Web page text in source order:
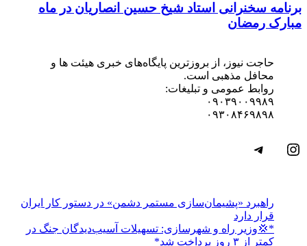
برنامه سخنرانی استاد شیخ حسین انصاریان در ماه
مبارک رمضان
حاجت نیوز، از بروزترین پایگاه‌های خبری هیئت ها و
محافل مذهبی است.
روابط عمومی و تبلیغات:
۰۹۰۳۹۰۰۹۹۸۹
۰۹۳۰۸۴۶۹۸۹۸
اینستاگرم
تلگرام
راهبرد «پشیمان‌سازی مستمر دشمن» در دستور کار ایران
قرار دارد
*💢وزیر راه و شهرسازی: تسهیلات آسیب‌دیدگان جنگ در
کمتر از ۳ روز پرداخت شد*